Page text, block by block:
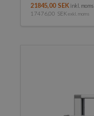
21845,00 SEK inkl. moms
17476,00 SEK exkl. moms